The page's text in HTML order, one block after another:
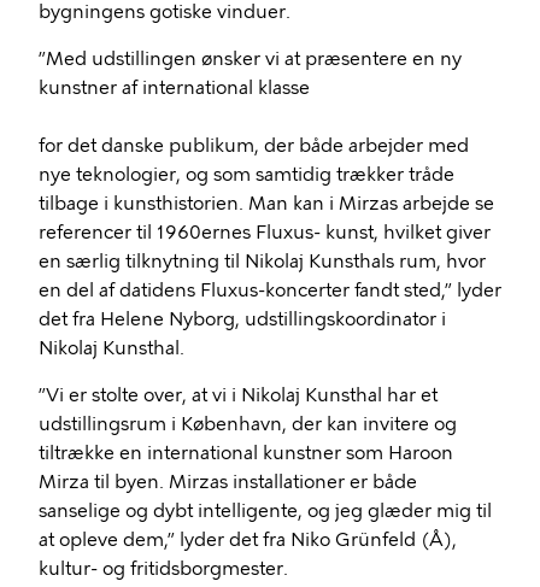
bygningens gotiske vinduer.
”Med udstillingen ønsker vi at præsentere en ny
kunstner af international klasse
for det danske publikum, der både arbejder med
nye teknologier, og som samtidig trækker tråde
tilbage i kunsthistorien. Man kan i Mirzas arbejde se
referencer til 1960ernes Fluxus- kunst, hvilket giver
en særlig tilknytning til Nikolaj Kunsthals rum, hvor
en del af datidens Fluxus-koncerter fandt sted,” lyder
det fra Helene Nyborg, udstillingskoordinator i
Nikolaj Kunsthal.
”Vi er stolte over, at vi i Nikolaj Kunsthal har et
udstillingsrum i København, der kan invitere og
tiltrække en international kunstner som Haroon
Mirza til byen. Mirzas installationer er både
sanselige og dybt intelligente, og jeg glæder mig til
at opleve dem,” lyder det fra Niko Grünfeld (Å),
kultur- og fritidsborgmester.